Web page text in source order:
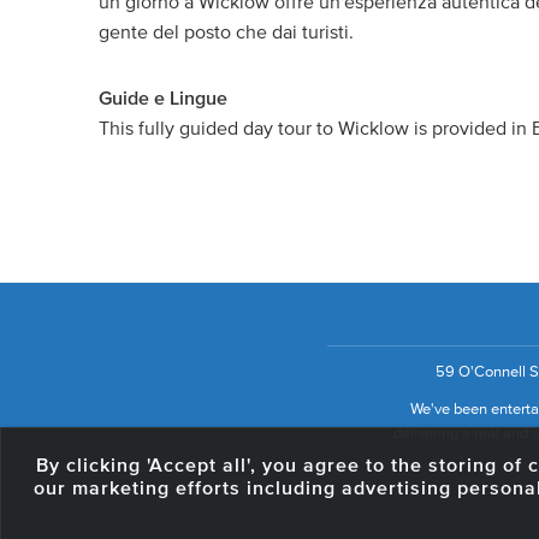
gente del posto che dai turisti.
Guide e Lingue
This fully guided day tour to Wicklow is provided in
59 O'Connell
We've been
By clicking 'Accept all', you agree to the storing of
our marketing efforts including advertising